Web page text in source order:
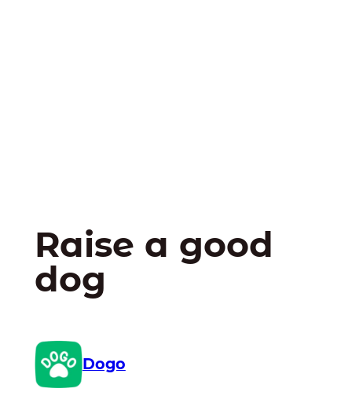
Raise a good
dog
Dogo